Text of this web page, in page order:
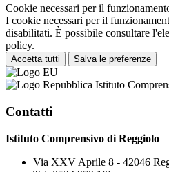
Cookie necessari per il
I cookie necessari per il
disabilitati. È possibile consultare
policy.
Accetta tutti Salva le preferenze
Istituto
Contatti
Istituto Comprensivo di Reggiolo
Via XXV Aprile 8 - 42046